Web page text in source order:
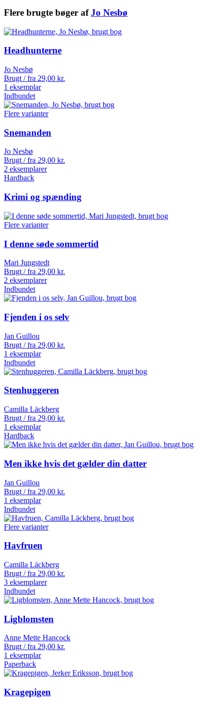
Flere brugte bøger afJo Nesbø
Headhunterne
Jo Nesbø
Brugt / fra 29,00 kr.
1 eksemplar
Indbundet
Flere varianter
Snemanden
Jo Nesbø
Brugt / fra 29,00 kr.
2 eksemplarer
Hardback
Krimi og spænding
Flere varianter
I denne søde sommertid
Mari Jungstedt
Brugt / fra 29,00 kr.
2 eksemplarer
Indbundet
Fjenden i os selv
Jan Guillou
Brugt / fra 29,00 kr.
1 eksemplar
Indbundet
Stenhuggeren
Camilla Läckberg
Brugt / fra 29,00 kr.
1 eksemplar
Hardback
Men ikke hvis det gælder din datter
Jan Guillou
Brugt / fra 29,00 kr.
1 eksemplar
Indbundet
Flere varianter
Havfruen
Camilla Läckberg
Brugt / fra 29,00 kr.
3 eksemplarer
Indbundet
Ligblomsten
Anne Mette Hancock
Brugt / fra 29,00 kr.
1 eksemplar
Paperback
Kragepigen